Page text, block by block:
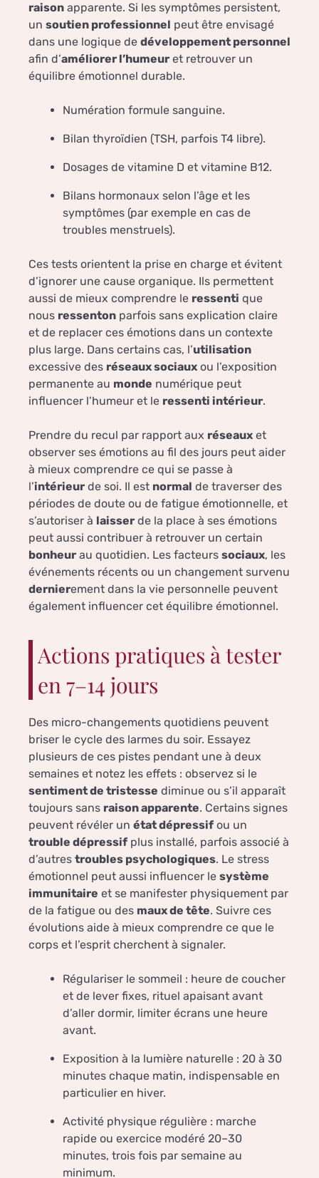
raison apparente. Si les symptômes persistent,
un soutien professionnel peut être envisagé
dans une logique de développement personnel
afin d’améliorer l’humeur et retrouver un
équilibre émotionnel durable.
Numération formule sanguine.
Bilan thyroïdien (TSH, parfois T4 libre).
Dosages de vitamine D et vitamine B12.
Bilans hormonaux selon l’âge et les
symptômes (par exemple en cas de
troubles menstruels).
Ces tests orientent la prise en charge et évitent
d’ignorer une cause organique. Ils permettent
aussi de mieux comprendre le ressenti que
nous ressenton parfois sans explication claire
et de replacer ces émotions dans un contexte
plus large. Dans certains cas, l’utilisation
excessive des réseaux sociaux ou l’exposition
permanente au monde numérique peut
influencer l’humeur et le ressenti intérieur.
Prendre du recul par rapport aux réseaux et
observer ses émotions au fil des jours peut aider
à mieux comprendre ce qui se passe à
l’intérieur de soi. Il est normal de traverser des
périodes de doute ou de fatigue émotionnelle, et
s’autoriser à laisser de la place à ses émotions
peut aussi contribuer à retrouver un certain
bonheur au quotidien. Les facteurs sociaux, les
événements récents ou un changement survenu
dernierement dans la vie personnelle peuvent
également influencer cet équilibre émotionnel.
Actions pratiques à tester
en 7–14 jours
Des micro-changements quotidiens peuvent
briser le cycle des larmes du soir. Essayez
plusieurs de ces pistes pendant une à deux
semaines et notez les effets : observez si le
sentiment de tristesse diminue ou s’il apparaît
toujours sans raison apparente. Certains signes
peuvent révéler un état dépressif ou un
trouble dépressif plus installé, parfois associé à
d’autres troubles psychologiques. Le stress
émotionnel peut aussi influencer le système
immunitaire et se manifester physiquement par
de la fatigue ou des maux de tête. Suivre ces
évolutions aide à mieux comprendre ce que le
corps et l’esprit cherchent à signaler.
Régulariser le sommeil : heure de coucher
et de lever fixes, rituel apaisant avant
d’aller dormir, limiter écrans une heure
avant.
Exposition à la lumière naturelle : 20 à 30
minutes chaque matin, indispensable en
particulier en hiver.
Activité physique régulière : marche
rapide ou exercice modéré 20–30
minutes, trois fois par semaine au
minimum.